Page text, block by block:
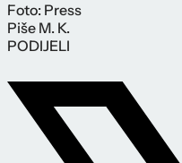
Foto: Press
Piše M. K.
PODIJELI